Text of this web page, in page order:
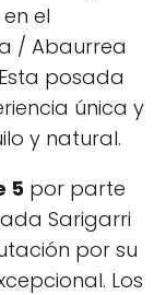
el
/ Abaurrea
posada
única y
y natural.
5 por parte
Sarigarri
por su
Los